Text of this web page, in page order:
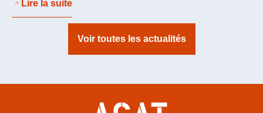
Lire la suite
Voir toutes les actualités